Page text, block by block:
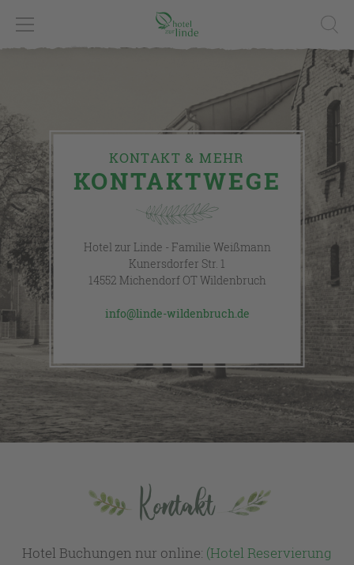
KONTAKT & MEHR
KONTAKTWEGE
Hotel zur Linde - Familie Weißmann
Kunersdorfer Str. 1
14552 Michendorf OT Wildenbruch
info@linde-wildenbruch.de
Kontakt
Hotel Buchungen nur online: (Hotel Reservierung